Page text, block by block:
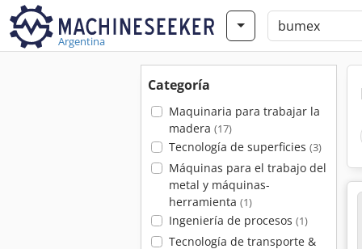
Argentina
Categoría
Maquinaria para trabajar la
madera (17)
Tecnología de superficies (3)
Máquinas para el trabajo del
metal y máquinas-
herramienta (1)
Ingeniería de procesos (1)
Tecnología de transporte &